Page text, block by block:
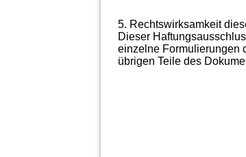
5. Rechtswirksamkeit
Dieser
einzelne Formulierungen
übrigen Teile des